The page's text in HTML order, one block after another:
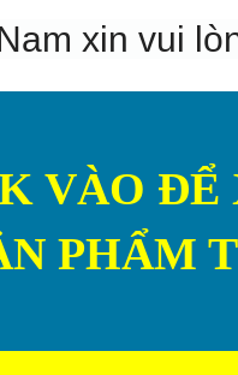
xin vui
VÀO ĐỂ
PHẨM